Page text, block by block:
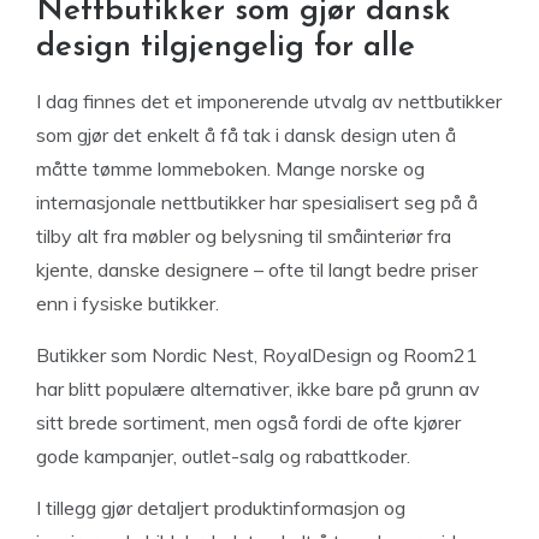
Nettbutikker som gjør dansk
design tilgjengelig for alle
I dag finnes det et imponerende utvalg av nettbutikker
som gjør det enkelt å få tak i dansk design uten å
måtte tømme lommeboken. Mange norske og
internasjonale nettbutikker har spesialisert seg på å
tilby alt fra møbler og belysning til småinteriør fra
kjente, danske designere – ofte til langt bedre priser
enn i fysiske butikker.
Butikker som Nordic Nest, RoyalDesign og Room21
har blitt populære alternativer, ikke bare på grunn av
sitt brede sortiment, men også fordi de ofte kjører
gode kampanjer, outlet-salg og rabattkoder.
I tillegg gjør detaljert produktinformasjon og